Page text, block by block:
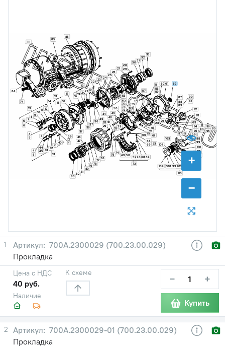
+
−
1
2
3
4
4
5
5
5
5
5
6
7
8
9
10
11 12
13
13
13
13
14 15 16
17
18
19
19
2021
22
23
24
25
26
27
28
28
28
28
29
29 29
29
30
31
32
33
34
35
36
37
37
38
39
40
41
42
43
44
45
46
47
48
49
49
50
50
51
52
52
53
53
54
55
56
57
58
59
59
60 61 62
63
63
64
65
66
67
68
68
69
69
70
70
71
72
73
74
74
75
76
77
78
79
80
81
82
83
84
84
85
85
86
87
88
89
90
91
92
93
94
95 95
96
97
98
99
99
100
101
103
106
107
108
109
110
111
1
700А.2300029 (700.23.00.029)
Прокладка
Наличие
Цена с НДС
40 руб.
К схеме − +
Купить
2
700А.2300029-01 (700.23.00.029)
Прокладка